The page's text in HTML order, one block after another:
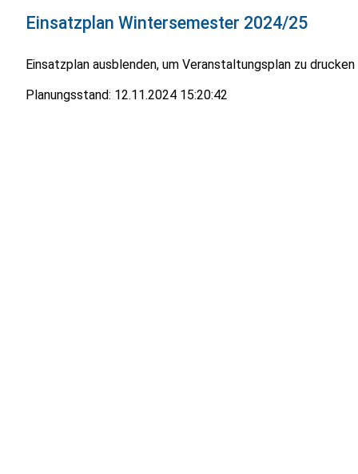
Einsatzplan Wintersemester 2024/25
Einsatzplan ausblenden, um Veranstaltungsplan zu drucken
Planungsstand: 12.11.2024 15:20:42